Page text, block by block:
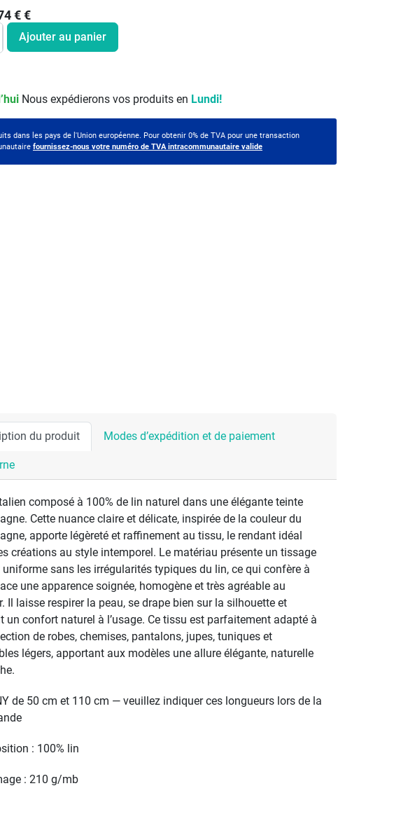
€€
Ajouter au panier
Nous expédierons vos produits en Lundi!
dans les pays de l'Union européenne. Pour obtenir 0% de TVA pour une transaction
fournissez-nous votre numéro de TVA intracommunautaire valide
du produit Modes d’expédition et de paiement
composé à 100% de lin naturel dans une élégante teinte
Cette nuance claire et délicate, inspirée de la couleur du
apporte légèreté et raffinement au tissu, le rendant idéal
créations au style intemporel. Le matériau présente un tissage
uniforme sans les irrégularités typiques du lin, ce qui confère à
une apparence soignée, homogène et très agréable au
Il laisse respirer la peau, se drape bien sur la silhouette et
un confort naturel à l’usage. Ce tissu est parfaitement adapté à
de robes, chemises, pantalons, jupes, tuniques et
légers, apportant aux modèles une allure élégante, naturelle
de 50 cm et 110 cm — veuillez indiquer ces longueurs lors de la
: 100% lin
: 210 g/mb